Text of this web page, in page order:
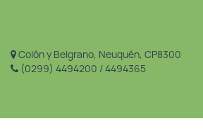
Colón y Belgrano, Neuquén, CP8300
(0299) 4494200 / 4494365